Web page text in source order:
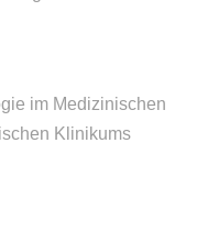
im Medizinischen
Klinikums